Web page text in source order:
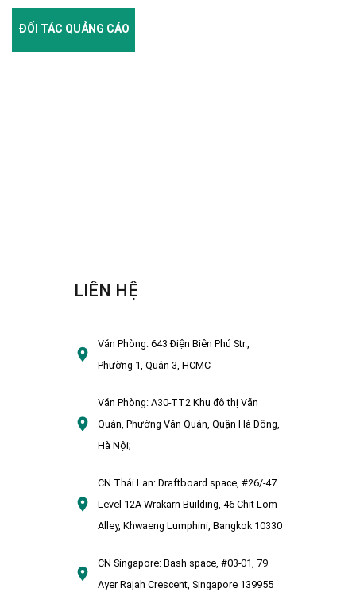
ĐỐI TÁC QUẢNG CÁO
LIÊN HỆ
Văn Phòng:643 Điện Biên Phủ Str.,
Phường 1, Quận 3, HCMC
Văn Phòng:A30-TT2 Khu đô thị Văn
Quán, Phường Văn Quán, Quận Hà Đông,
Hà Nội;
CN Thái Lan: Draftboard space, #26/-47
Level 12A Wrakarn Building, 46 Chit Lom
Alley, Khwaeng Lumphini, Bangkok 10330
CN Singapore: Bash space, #03-01, 79
Ayer Rajah Crescent, Singapore 139955